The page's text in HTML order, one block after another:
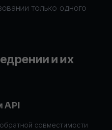
только одного
и их
API
совместимости